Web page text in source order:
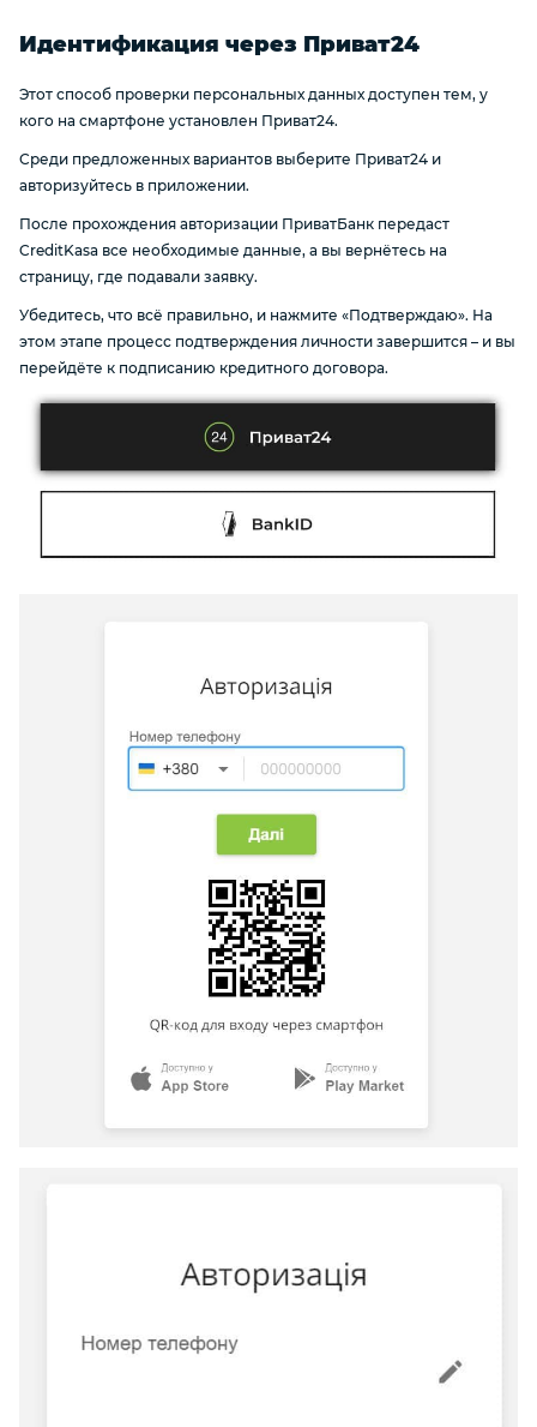
Идентификация через Приват24
Этот способ проверки персональных данных доступен тем, у
кого на смартфоне установлен Приват24.
Среди предложенных вариантов выберите Приват24 и
авторизуйтесь в приложении.
После прохождения авторизации ПриватБанк передаст
CreditKasa все необходимые данные, а вы вернётесь на
страницу, где подавали заявку.
Убедитесь, что всё правильно, и нажмите «Подтверждаю». На
этом этапе процесс подтверждения личности завершится – и вы
перейдёте к подписанию кредитного договора.